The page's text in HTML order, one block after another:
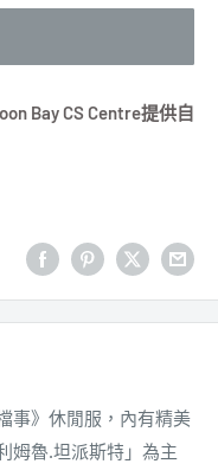
Bay CS Centre提供自
事》休閒服，內有精美
姆魯.坦派斯特」為主